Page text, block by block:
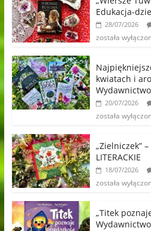
Edukacja-
28/07/2026
została
kwiatach i
Wydawnictwo
20/07/2026
została
„Zielniczek”
LITERACKIE
18/07/2026
została
„Titek
Wydawnictwo